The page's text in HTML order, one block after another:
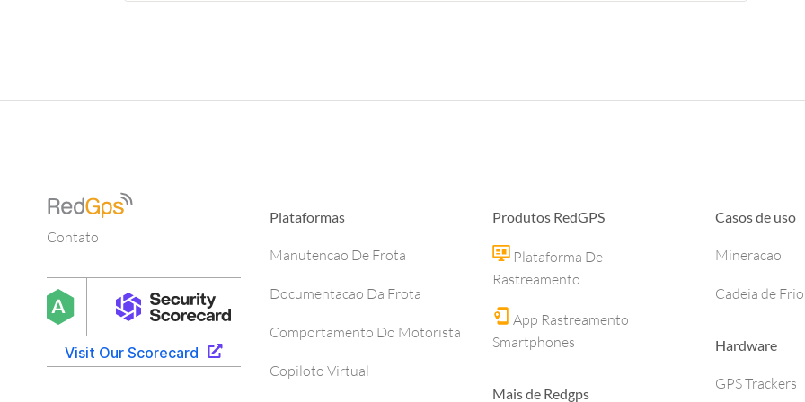
Contato
Plataformas
Manutencao De Frota
Documentacao Da Frota
Comportamento Do Motorista
Copiloto Virtual
Produtos RedGPS
Plataforma De
Rastreamento
App Rastreamento
Smartphones
Mais de Redgps
Casos de uso
Mineracao
Cadeia de Frio
Hardware
GPS Trackers